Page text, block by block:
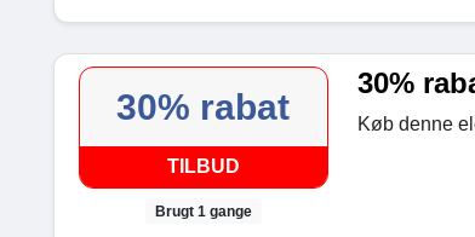
30% rabat
TILBUD
Brugt 1 gange
30%
Køb denne